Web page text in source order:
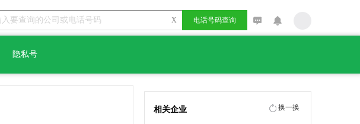
X 电话号码查询
隐私号
相关企业 换一换